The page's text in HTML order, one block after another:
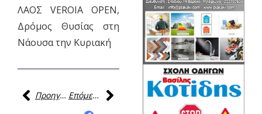
ΛΑΟΣ VEROIA OPEN,
Δρόμος Θυσίας στη
Νάουσα την Κυριακή
Προηγούμενη
Επόμενη